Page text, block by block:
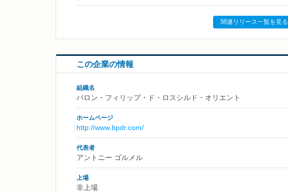
関連リリース一覧を見る
この企業の情報
組織名
バロン・フィリップ・ド・ロスシルド・オリエント
ホームページ
http://www.bpdr.com/
代表者
アントニー ゴルメル
上場
非上場